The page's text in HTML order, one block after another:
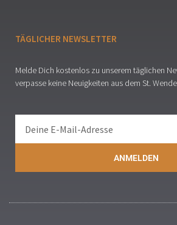
TÄGLICHER NEWSLETTER
Melde Dich kostenlos zu unserem täglichen
verpasse keine Neuigkeiten aus dem St.
ANMELDEN